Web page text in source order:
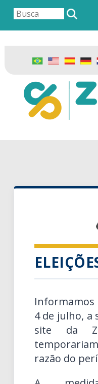
4 de julho, a
site da
razão do